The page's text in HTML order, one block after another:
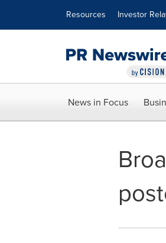
Resources Investor
News in Focus